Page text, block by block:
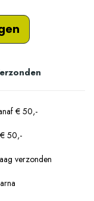
€ 50,-
50,-
verzonden